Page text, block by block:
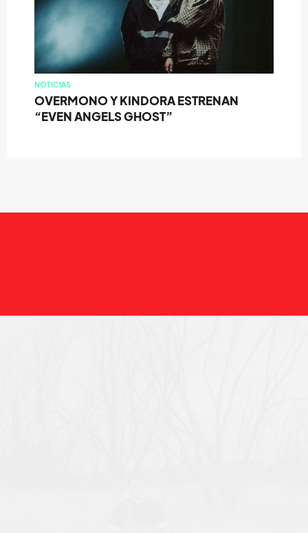
NOTICIAS
OVERMONO Y KINDORA ESTRENAN
“EVEN ANGELS GHOST”